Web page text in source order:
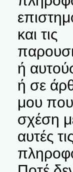
και τις
ή
ή σε
μου που
σχέση
αυτές τις